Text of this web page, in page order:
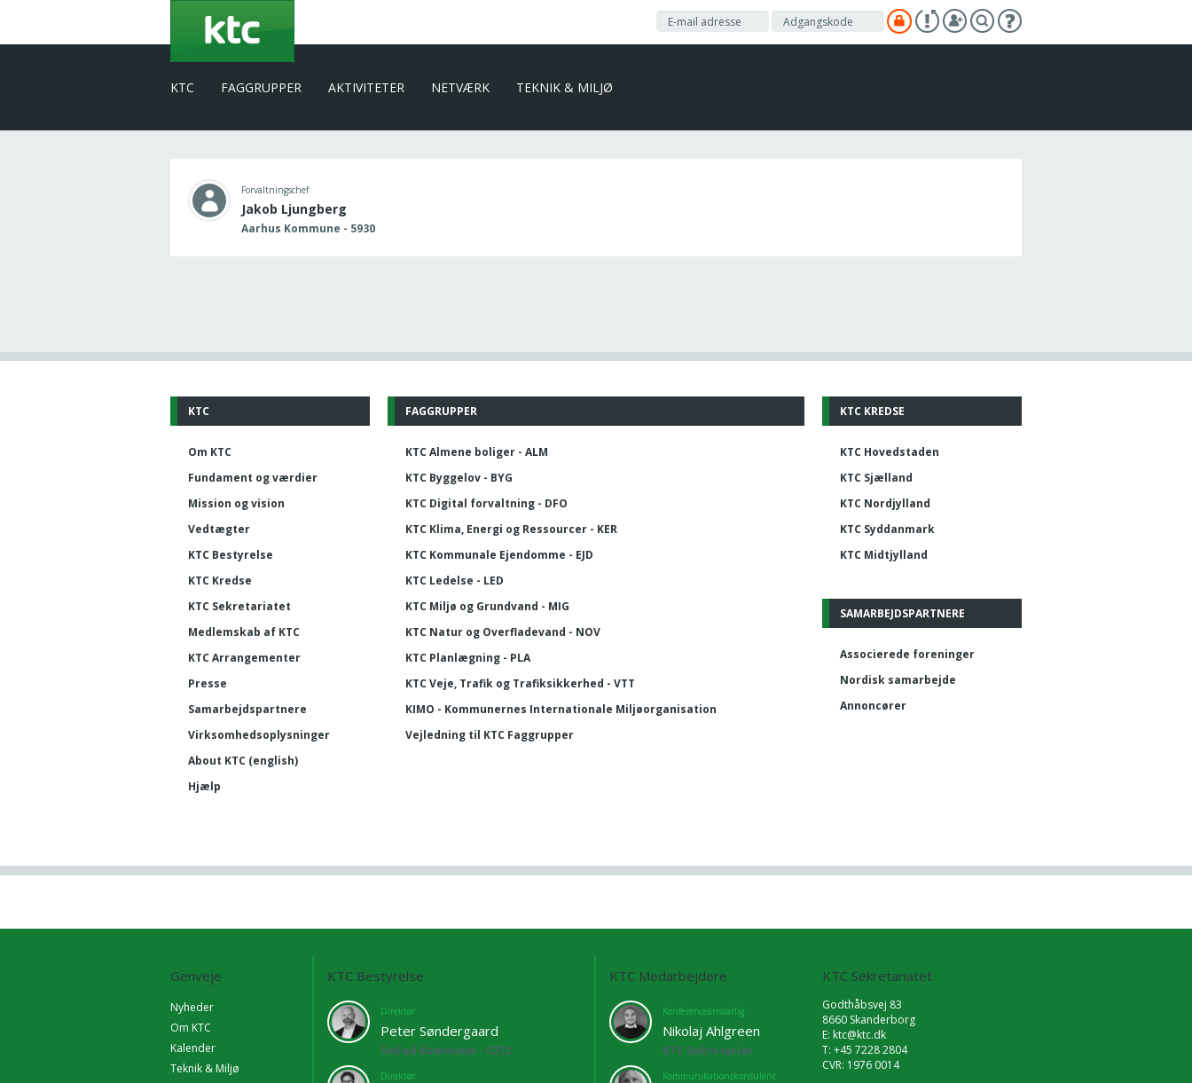
KTC FAGGRUPPER AKTIVITETER NETVÆRK TEKNIK & MILJØ
Forvaltningschef
Jakob Ljungberg
Aarhus Kommune - 5930
KTC
Om KTC
Fundament og værdier
Mission og vision
Vedtægter
KTC Bestyrelse
KTC Kredse
KTC Sekretariatet
Medlemskab af KTC
KTC Arrangementer
Presse
Samarbejdspartnere
Virksomhedsoplysninger
About KTC (english)
Hjælp
KTC KREDSE
KTC Hovedstaden
KTC Sjælland
KTC Nordjylland
KTC Syddanmark
KTC Midtjylland
SAMARBEJDSPARTNERE
Associerede foreninger
Nordisk samarbejde
Annoncører
FAGGRUPPER
KTC Almene boliger - ALM
KTC Byggelov - BYG
KTC Digital forvaltning - DFO
KTC Klima, Energi og Ressourcer - KER
KTC Kommunale Ejendomme - EJD
KTC Ledelse - LED
KTC Miljø og Grundvand - MIG
KTC Natur og Overfladevand - NOV
KTC Planlægning - PLA
KTC Veje, Trafik og Trafiksikkerhed - VTT
KIMO - Kommunernes Internationale Miljøorganisation
Vejledning til KTC Faggrupper
Genveje
Nyheder
Om KTC
Kalender
Teknik & Miljø
KTC Bestyrelse
Direktør
Peter Søndergaard
Solrød Kommune - 5272
Direktør
KTC Medarbejdere
Konferenceansvarlig
Nikolaj Ahlgreen
KTC Sekretariat
Kommunikationskonsulent
KTC Sekretariatet
Godthåbsvej 83
8660 Skanderborg
E: ktc@ktc.dk
T: +45 7228 2804
CVR: 1976 0014